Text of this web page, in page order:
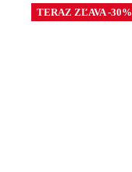
TERAZ ZĽAVA -30%